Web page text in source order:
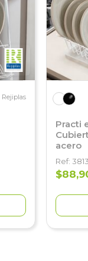
Rejiplas
Practi
acero
Ref: